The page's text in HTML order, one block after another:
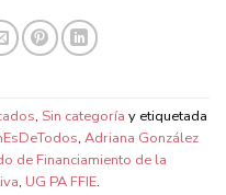
, Sin categoría y etiquetada
, Adriana González
de Financiamiento de la
, UG PA FFIE.